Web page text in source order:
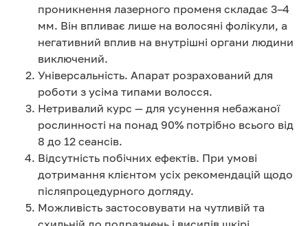
проникнення лазерного променя складає 3–4
мм. Він впливає лише на волосяні фолікули, а
негативний вплив на внутрішні органи людини
виключений.
Універсальність. Апарат розрахований для
роботи з усіма типами волосся.
Нетривалий курс — для усунення небажаної
рослинності на понад 90% потрібно всього від
8 до 12 сеансів.
Відсутність побічних ефектів. При умові
дотримання клієнтом усіх рекомендацій щодо
післяпроцедурного догляду.
Можливість застосовувати на чутливій та